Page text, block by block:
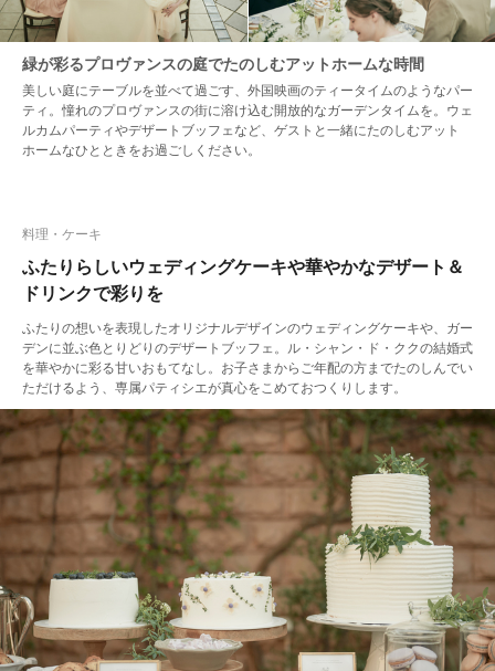
緑が彩るプロヴァンスの庭でたのしむアットホームな時間
美しい庭にテーブルを並べて過ごす、外国映画のティータイムのようなパー
ティ。憧れのプロヴァンスの街に溶け込む開放的なガーデンタイムを。ウェ
ルカムパーティやデザートブッフェなど、ゲストと一緒にたのしむアット
ホームなひとときをお過ごしください。
ふたりらしいウェディングケーキや華やかなデザート＆
ドリンクで彩りを
ふたりの想いを表現したオリジナルデザインのウェディングケーキや、ガー
デンに並ぶ色とりどりのデザートブッフェ。ル・シャン・ド・ククの結婚式
を華やかに彩る甘いおもてなし。お子さまからご年配の方までたのしんでい
ただけるよう、専属パティシエが真心をこめておつくりします。
料理・ケーキ